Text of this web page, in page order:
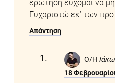
ερώτηση εύχομαι να
Ευχαριστώ εκ’ των
Απάντηση
Ο/Η
18